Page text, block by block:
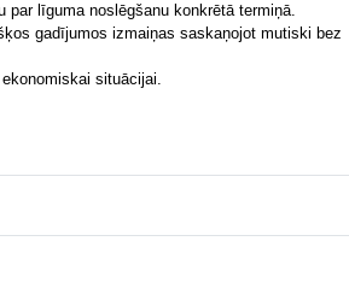
līguma noslēgšanu konkrētā termiņā.
gadījumos izmaiņas saskaņojot mutiski bez
situācijai.